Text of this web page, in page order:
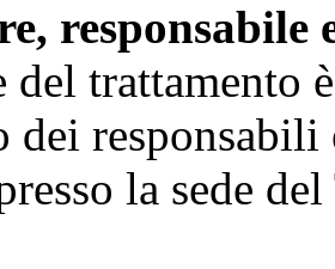
responsabile
trattamento
dei
la sede